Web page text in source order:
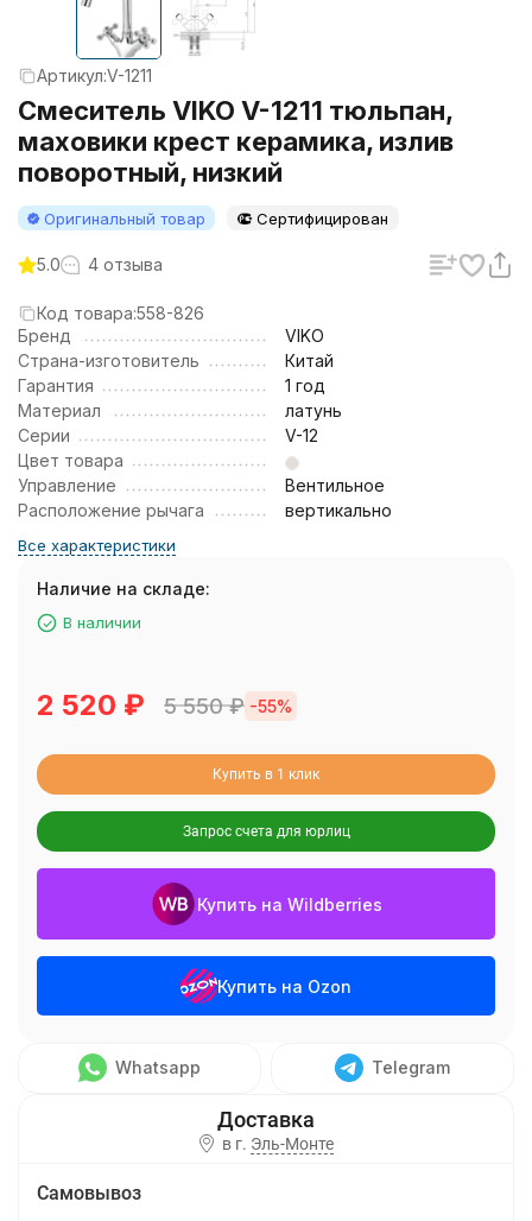
Артикул:V-1211
Смеситель VIKO V-1211 тюльпан,
маховики крест керамика, излив
поворотный, низкий
Оригинальный товар Сертифицирован
5.0 4 отзыва
Код товара:558-826
Бренд
VIKO
Страна-изготовитель
Китай
Гарантия
1 год
Материал
латунь
Серии
V-12
Цвет товара
Управление
Вентильное
Расположение рычага
вертикально
Все характеристики
Наличие на складе:
В наличии
2 520 ₽ 5 550₽ -55%
Купить в 1 клик
Запрос счета для юрлиц
Купить на Wildberries
Купить на Ozon
Whatsapp Telegram
в г. Эль-Монте
Самовывоз